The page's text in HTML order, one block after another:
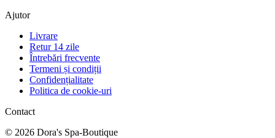
Ajutor
Livrare
Retur 14 zile
Întrebări frecvente
Termeni și condiții
Confidențialitate
Politica de cookie-uri
Contact
© 2026 Dora's Spa-Boutique